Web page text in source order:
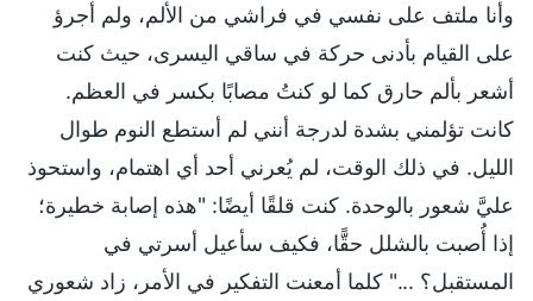
وأنا ملتف على نفسي في فراشي من الألم، ولم أجرؤ
على القيام بأدنى حركة في ساقي اليسرى، حيث كنت
أشعر بألم حارق كما لو كنتُ مصابًا بكسر في العظم.
كانت تؤلمني بشدة لدرجة أنني لم أستطع النوم طوال
الليل. في ذلك الوقت، لم يُعرني أحد أي اهتمام، واستحوذ
عليَّ شعور بالوحدة. كنت قلقًا أيضًا: "هذه إصابة خطيرة؛
إذا أُصبت بالشلل حقًّا، فكيف سأعيل أسرتي في
المستقبل؟ ..." كلما أمعنت التفكير في الأمر، زاد شعوري